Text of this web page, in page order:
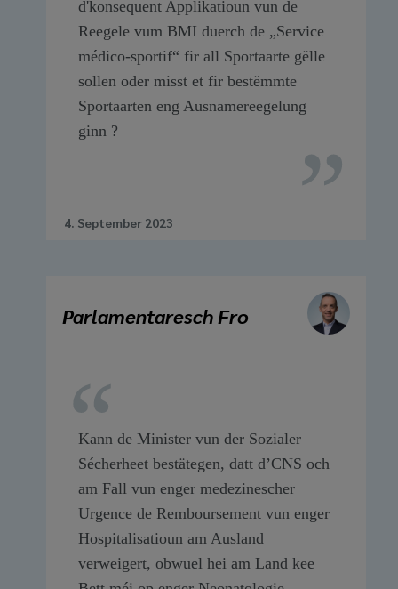
d'konsequent Applikatioun vun de
Reegele vum BMI duerch de „Service
médico-sportif“ fir all Sportaarte gëlle
sollen oder misst et fir bestëmmte
Sportaarten eng Ausnamereegelung
ginn ?
4. September 2023
Parlamentaresch Fro
Kann de Minister vun der Sozialer
Sécherheet bestätegen, datt d’CNS och
am Fall vun enger medezinescher
Urgence de Remboursement vun enger
Hospitalisatioun am Ausland
verweigert, obwuel hei am Land kee